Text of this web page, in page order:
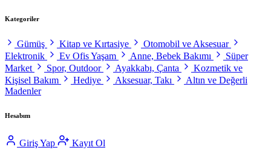
Kategoriler
Gümüş Kitap ve Kırtasiye
Otomobil ve Aksesuar
Elektronik
Ev Ofis Yaşam Anne, Bebek Bakımı
Süper
Market
Spor, Outdoor Ayakkabı, Çanta
Kozmetik ve
Kişisel Bakım
Hediye Aksesuar, Takı
Altın ve Değerli
Madenler
Hesabım
Giriş Yap Kayıt Ol